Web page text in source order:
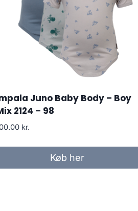
Juno Baby Body – Boy
2124 – 98
kr.
Køb her